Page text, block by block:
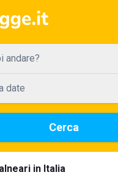
andare?
date
Cerca
in Italia